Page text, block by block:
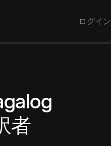
ログイン
者